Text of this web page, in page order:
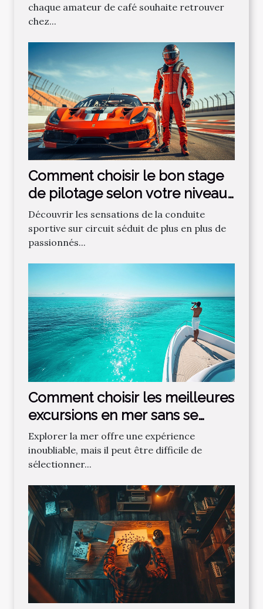
chaque amateur de café souhaite retrouver
chez...
Comment choisir le bon stage
de pilotage selon votre niveau
?
Découvrir les sensations de la conduite
sportive sur circuit séduit de plus en plus de
passionnés...
Comment choisir les meilleures
excursions en mer sans se
tromper ?
Explorer la mer offre une expérience
inoubliable, mais il peut être difficile de
sélectionner...